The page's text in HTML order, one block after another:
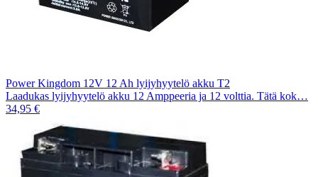
Power Kingdom 12V 12 Ah lyijyhyytelö akku T2
Laadukas lyijyhyytelö akku 12 Amppeeria ja 12 volttia. Tätä kok…
34,95 €